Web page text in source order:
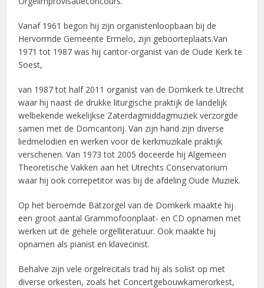
Vanaf 1961 begon hij zijn organistenloopbaan bij de
Hervormde Gemeente Ermelo, zijn geboorteplaats.Van
1971 tot 1987 was hij cantor-organist van de Oude Kerk te
Soest,
van 1987 tot half 2011 organist van de Domkerk te Utrecht
waar hij naast de drukke liturgische praktijk de landelijk
welbekende wekelijkse Zaterdagmiddagmuziek verzorgde
samen met de Domcantorij. Van zijn hand zijn diverse
liedmelodien en werken voor de kerkmuzikale praktijk
verschenen. Van 1973 tot 2005 doceerde hij Algemeen
Theoretische Vakken aan het Utrechts Conservatorium
waar hij ook correpetitor was bij de afdeling Oude Muziek.
Op het beroemde Bätzorgel van de Domkerk maakte hij
een groot aantal Grammofoonplaat- en CD opnamen met
werken uit de gehele orgelliteratuur. Ook maakte hij
opnamen als pianist en klavecinist.
Behalve zijn vele orgelrecitals trad hij als solist op met
diverse orkesten, zoals het Concertgebouwkamerorkest,